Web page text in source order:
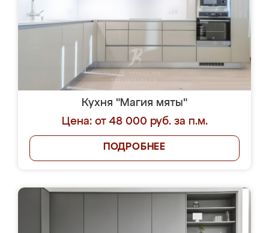
Кухня "Магия мяты"
Цена: от 48 000 руб. за п.м.
ПОДРОБНЕЕ